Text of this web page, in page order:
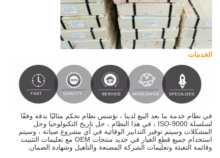
الخدمات
في نظام خدمة ما بعد البيع لدينا ، نؤسس نظام تحكم مثاليًا بدقة وفقًا
لسلسلة ISO-9000 ، في هذا النظام ، حل تاريخ التكنولوجيا وحل
المشكلات وسيتم توفير التدابير الوقائية في أي مشروع صيانة ، وسيتم
استخدام جميع قطع الغيار في جديد منتجات OEM مع تعليمات التثبيت
وقائمة التعبئة وتعليمات الشركة المصنعة والتأهيل وشهادة الضمان.